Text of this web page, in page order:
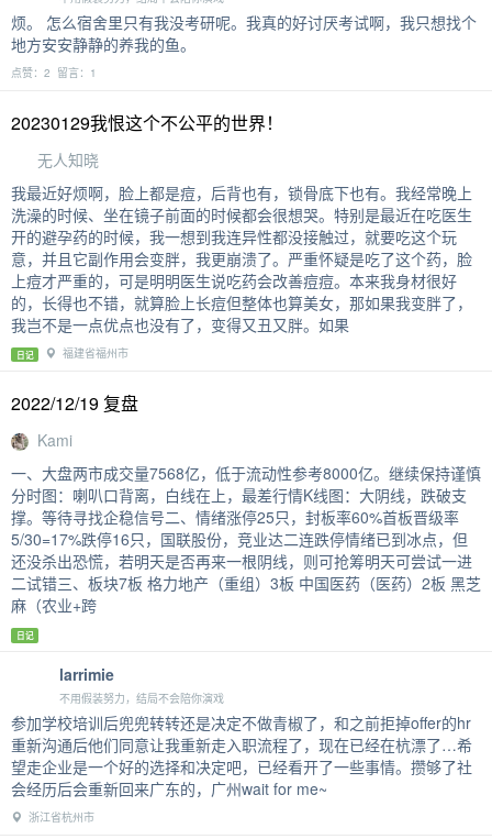
烦。 怎么宿舍里只有我没考研呢。我真的好讨厌考试啊，我只想找个
地方安安静静的养我的鱼。
点赞：2 留言：1
20230129我恨这个不公平的世界！
无人知晓
我最近好烦啊，脸上都是痘，后背也有，锁骨底下也有。我经常晚上
洗澡的时候、坐在镜子前面的时候都会很想哭。特别是最近在吃医生
开的避孕药的时候，我一想到我连异性都没接触过，就要吃这个玩
意，并且它副作用会变胖，我更崩溃了。严重怀疑是吃了这个药，脸
上痘才严重的，可是明明医生说吃药会改善痘痘。本来我身材很好
的，长得也不错，就算脸上长痘但整体也算美女，那如果我变胖了，
我岂不是一点优点也没有了，变得又丑又胖。如果
日记 福建省福州市
2022/12/19 复盘
Kami
一、大盘两市成交量7568亿，低于流动性参考8000亿。继续保持谨慎
分时图：喇叭口背离，白线在上，最差行情K线图：大阴线，跌破支
撑。等待寻找企稳信号二、情绪涨停25只，封板率60%首板晋级率
5/30=17%跌停16只，国联股份，竞业达二连跌停情绪已到冰点，但
还没杀出恐慌，若明天是否再来一根阴线，则可抢筹明天可尝试一进
二试错三、板块7板 格力地产（重组）3板 中国医药（医药）2板 黑芝
麻（农业+跨
日记
larrimie
不用假装努力，结局不会陪你演戏
参加学校培训后兜兜转转还是决定不做青椒了，和之前拒掉offer的hr
重新沟通后他们同意让我重新走入职流程了，现在已经在杭漂了…希
望走企业是一个好的选择和决定吧，已经看开了一些事情。攒够了社
会经历后会重新回来广东的，广州wait for me~
浙江省杭州市